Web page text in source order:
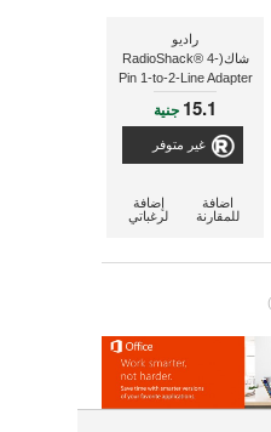
راديو
شاك(RadioShack® 4-
Pin 1-to-2-Line Adapter
(Ivory))موزع تليفون15.1 جنية
غير متوفر
إضافة
لرغباتي
اضافة
للمقارنة